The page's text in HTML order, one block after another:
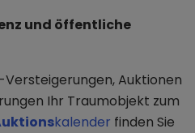
und öffentliche
Versteigerungen, Auktionen
Ihr Traumobjekt zum
kalender finden Sie